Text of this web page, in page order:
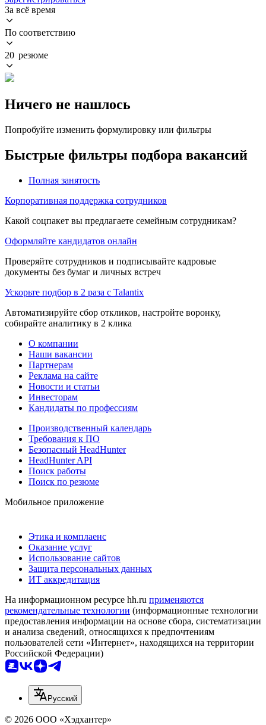
За всё время
По соответствию
20 резюме
Ничего не нашлось
Попробуйте изменить формулировку или фильтры
Быстрые фильтры подбора вакансий
Полная занятость
Корпоративная поддержка сотрудников
Какой соцпакет вы предлагаете семейным сотрудникам?
Оформляйте кандидатов онлайн
Проверяйте сотрудников и подписывайте кадровые
документы без бумаг и личных встреч
Ускорьте подбор в 2 раза с Talantix
Автоматизируйте сбор откликов, настройте воронку,
собирайте аналитику в 2 клика
О компании
Наши вакансии
Партнерам
Реклама на сайте
Новости и статьи
Инвесторам
Кандидаты по профессиям
Производственный календарь
Требования к ПО
Безопасный HeadHunter
HeadHunter API
Поиск работы
Поиск по резюме
Мобильное приложение
Этика и комплаенс
Оказание услуг
Использование сайтов
Защита персональных данных
ИТ аккредитация
На информационном ресурсе hh.ru применяются
рекомендательные технологии (информационные технологии
предоставления информации на основе сбора, систематизации
и анализа сведений, относящихся к предпочтениям
пользователей сети «Интернет», находящихся на территории
Российской Федерации)
Русский
© 2026 ООО «Хэдхантер»